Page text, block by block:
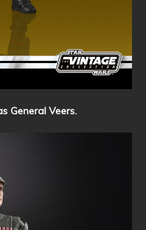
General Veers.